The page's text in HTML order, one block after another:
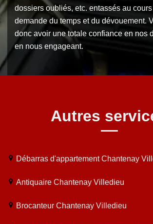
dossiers oubliés, etc. entassés au
demande du temps et du dévouement.
donc avoir une totale confiance en nos
en nous engageant.
Autres
Débarras d'appartement Chantenay
Antiquaire Chantenay Villedieu
Brocanteur Chantenay Villedieu